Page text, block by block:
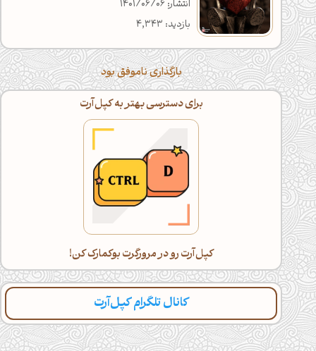
انتشار: 1401/06/06
بازدید: 4,343
بارگذاری ناموفق بود
برای دسترسی بهتر به کپل‌آرت
کپل‌آرت رو در مرورگرت بوکمارک کن!
کانال تلگرام کپل‌آرت